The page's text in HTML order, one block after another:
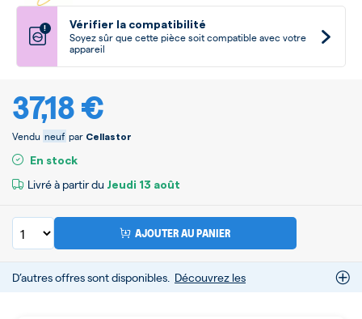
! Vérifier la compatibilité
Soyez sûr que cette pièce soit compatible avec votre
appareil
37,18 €
Vendu neuf par Cellastor
En stock
Livré à partir du Jeudi 13 août
AJOUTER AU PANIER
D’autres offres sont disponibles. Découvrez les